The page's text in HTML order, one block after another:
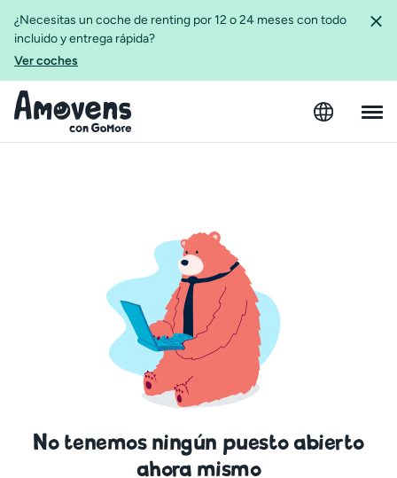
¿Necesitas un coche de renting por 12 o 24 meses con todo
incluido y entrega rápida?
Ver coches
No tenemos ningún puesto abierto
ahora mismo